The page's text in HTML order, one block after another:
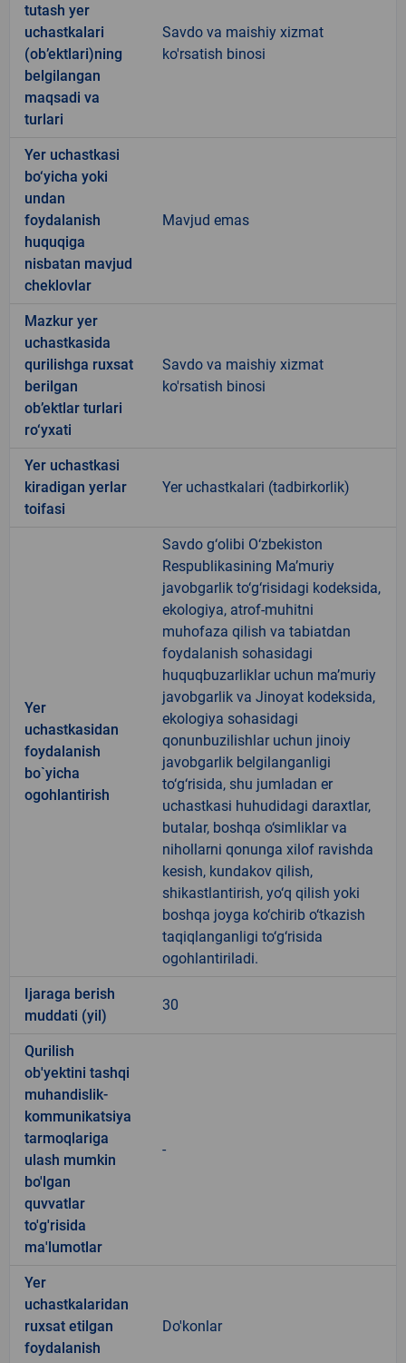
tutash yer
uchastkalari
(ob’ektlari)ning
belgilangan
maqsadi va
turlari
Savdo va maishiy xizmat
ko'rsatish binosi
Yer uchastkasi
bo‘yicha yoki
undan
foydalanish
huquqiga
nisbatan mavjud
cheklovlar
Mavjud emas
Mazkur yer
uchastkasida
qurilishga ruxsat
berilgan
ob’ektlar turlari
ro‘yxati
Savdo va maishiy xizmat
ko'rsatish binosi
Yer uchastkasi
kiradigan yerlar
toifasi
Yer uchastkalari (tadbirkorlik)
Yer
uchastkasidan
foydalanish
bo`yicha
ogohlantirish
Savdo g‘olibi O‘zbekiston
Respublikasining Ma’muriy
javobgarlik to‘g‘risidagi kodeksida,
ekologiya, atrof-muhitni
muhofaza qilish va tabiatdan
foydalanish sohasidagi
huquqbuzarliklar uchun ma’muriy
javobgarlik va Jinoyat kodeksida,
ekologiya sohasidagi
qonunbuzilishlar uchun jinoiy
javobgarlik belgilanganligi
to‘g‘risida, shu jumladan er
uchastkasi huhudidagi daraxtlar,
butalar, boshqa o‘simliklar va
nihollarni qonunga xilof ravishda
kesish, kundakov qilish,
shikastlantirish, yo‘q qilish yoki
boshqa joyga ko‘chirib o‘tkazish
taqiqlanganligi to‘g‘risida
ogohlantiriladi.
Ijaraga berish
muddati (yil)
30
Qurilish
ob'yektini tashqi
muhandislik-
kommunikatsiya
tarmoqlariga
ulash mumkin
bo'lgan
quvvatlar
to'g'risida
ma'lumotlar
-
Yer
uchastkalaridan
ruxsat etilgan
foydalanish
Do'konlar